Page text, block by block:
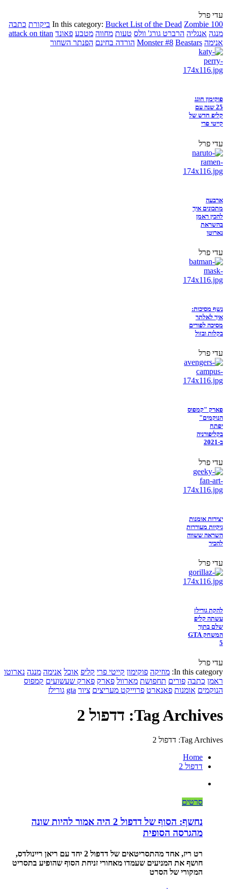
עדי פרל
In this category: Bucket List of the Dead Zombie 100 ביקורת כתבה
מנגה אנגליה הרברט גורג' וולס טעות מחווה מטבע פאונד attack on titan
אנימה
Monster #8 Beastars הורדה בחינם הפנתר השחור
פוקימון חוגג
25 שנה עם
קליפ חדש של
קייטי פרי
עדי פרל
ארבעה
מתכונים איך
להכין ראמן
בהשראת
נארוטו
עדי פרל
נשף מסיכות:
איך לאלתר
מסיכה לפורים
בקלות ובזול
עדי פרל
פארק "קמפוס
הנוקמים"
יפתח
בקליפורניה
ב-2021
עדי פרל
יצירות אומנות
גיקיות מעוררות
השראה ששווה
להכיר
עדי פרל
להקת גורילז
עשתה קליפ
שלם בתוך
המשחק GTA
5
עדי פרל
In this category: מוזיקה פוקימון קייטי פרי קליפ אוכל אנימה מנגה נארוטו
ראמן כתבה פורים תחפושת מארוול פארק פארק שעשועים קמפוס
הנוקמים אומנות פאנארט פרוייקט מעריצים ציור gta גורילז
Tag Archives: דדפול 2
Tag Archives: דדפול 2
Home
דדפול 2
סרטים
נחשף: הסוף של דדפול 2 היה אמור להיות שונה
מהגרסה הסופית
רט ריז, אחד מהתסריטאים של דדפול 2 יחד עם ריאן ריינולדס,
חושף את המניעים שעמדו מאחורי זניחת הסוף שהופיע בתסריט
המקורי של הסרט